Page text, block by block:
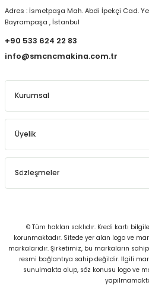
Adres : İsmetpaşa Mah. Abdi İpekçi Cad.
Bayrampaşa , İstanbul
+90 533 624 22 83
info@smcncmakina.com.tr
Kurumsal
Üyelik
Sözleşmeler
© Tüm hakları saklıdır. Kredi kartı
korunmaktadır. Sitede yer alan logo ve
markalarıdır. Şirketimiz, bu markaların
resmi bağlantıya sahip değildir. İlgili
sunulmakta olup, söz konusu logo ve